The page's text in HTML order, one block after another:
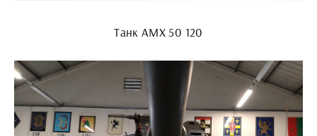
Танк АМХ 50 120